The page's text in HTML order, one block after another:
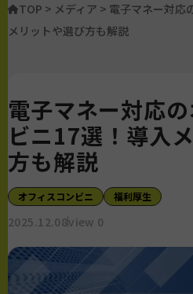
TOP > メディア > 電子マネー対応
メリットや選び方も解説
電子マネー対応
ビニ17選！導入
方も解説
オフィスコンビニ 福利厚生
2025.12.08view 0